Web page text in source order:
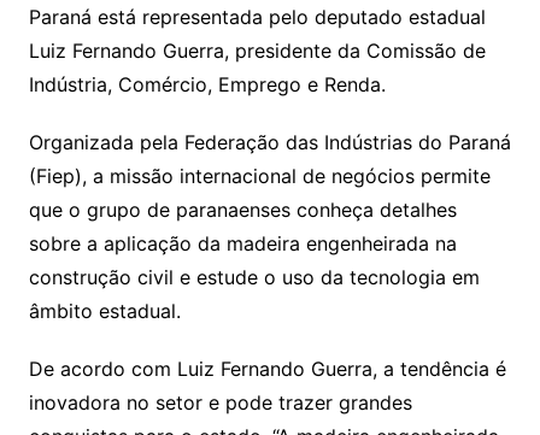
Paraná está representada pelo deputado estadual
Luiz Fernando Guerra, presidente da Comissão de
Indústria, Comércio, Emprego e Renda.
Organizada pela Federação das Indústrias do Paraná
(Fiep), a missão internacional de negócios permite
que o grupo de paranaenses conheça detalhes
sobre a aplicação da madeira engenheirada na
construção civil e estude o uso da tecnologia em
âmbito estadual.
De acordo com Luiz Fernando Guerra, a tendência é
inovadora no setor e pode trazer grandes